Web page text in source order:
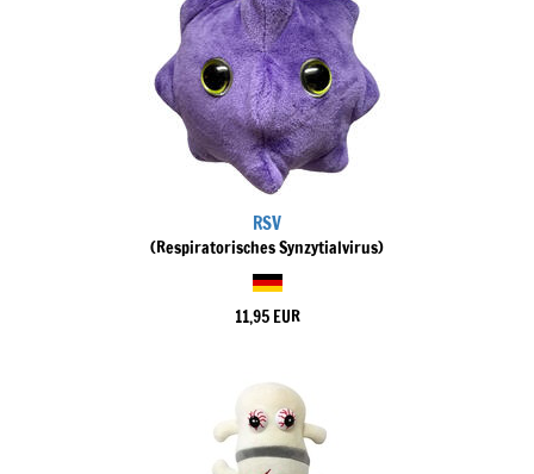
RSV
(Respiratorisches Synzytialvirus)
11,95 EUR